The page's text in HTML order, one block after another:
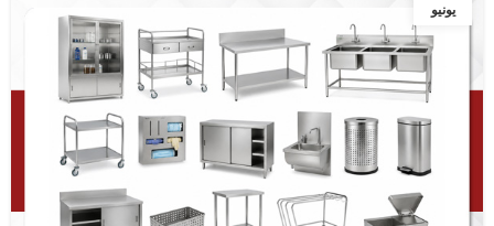
يونيو